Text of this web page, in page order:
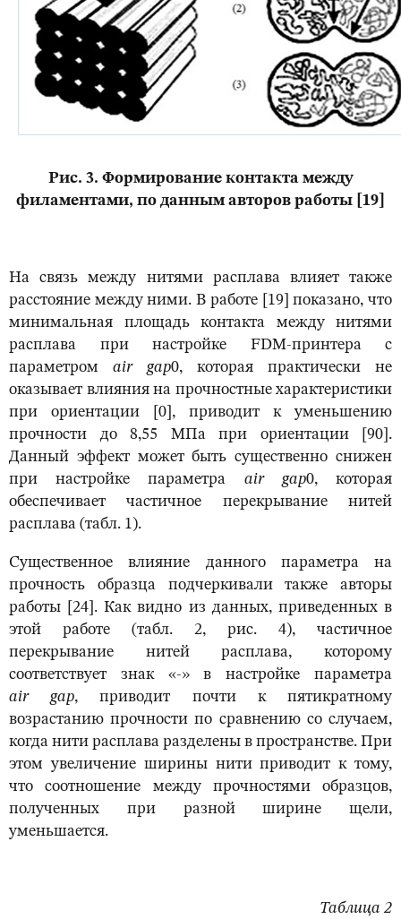
Рис. 3. Формирование контакта между
филаментами, по данным авторов работы [19]
На связь между нитями расплава влияет также
расстояние между ними. В работе [19] показано, что
минимальная площадь контакта между нитями
расплава при настройке FDM-принтера с
параметром аir gap0, которая практически не
оказывает влияния на прочностные характеристики
при ориентации [0], приводит к уменьшению
прочности до 8,55 МПа при ориентации [90].
Данный эффект может быть существенно снижен
при настройке параметра аir gap0, которая
обеспечивает частичное перекрывание нитей
расплава (табл. 1).
Существенное влияние данного параметра на
прочность образца подчеркивали также авторы
работы [24]. Как видно из данных, приведенных в
этой работе (табл. 2, рис. 4), частичное
перекрывание нитей расплава, которому
соответствует знак «-» в настройке параметра
аir gap, приводит почти к пятикратному
возрастанию прочности по сравнению со случаем,
когда нити расплава разделены в пространстве. При
этом увеличение ширины нити приводит к тому,
что соотношение между прочностями образцов,
полученных при разной ширине щели,
уменьшается.
Таблица 2